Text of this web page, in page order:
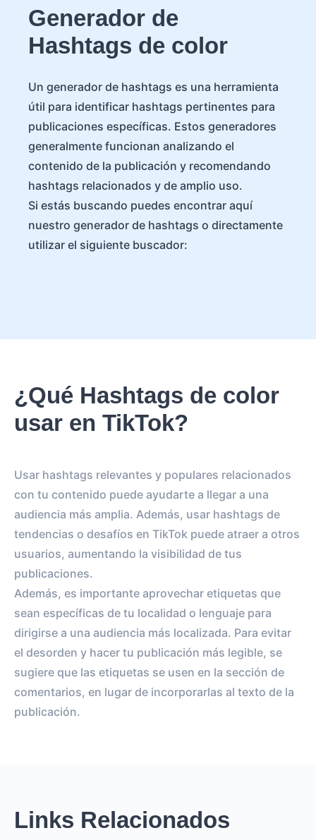
Generador de
Hashtags de color
Un generador de hashtags es una herramienta
útil para identificar hashtags pertinentes para
publicaciones específicas. Estos generadores
generalmente funcionan analizando el
contenido de la publicación y recomendando
hashtags relacionados y de amplio uso.
Si estás buscando puedes encontrar aquí
nuestro generador de hashtags o directamente
utilizar el siguiente buscador:
¿Qué Hashtags de color
usar en TikTok?
Usar hashtags relevantes y populares relacionados
con tu contenido puede ayudarte a llegar a una
audiencia más amplia. Además, usar hashtags de
tendencias o desafíos en TikTok puede atraer a otros
usuarios, aumentando la visibilidad de tus
publicaciones.
Además, es importante aprovechar etiquetas que
sean específicas de tu localidad o lenguaje para
dirigirse a una audiencia más localizada. Para evitar
el desorden y hacer tu publicación más legible, se
sugiere que las etiquetas se usen en la sección de
comentarios, en lugar de incorporarlas al texto de la
publicación.
Links Relacionados